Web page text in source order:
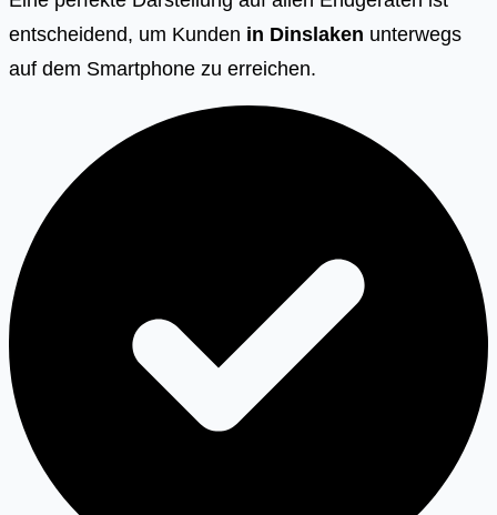
entscheidend, um Kunden in Dinslaken unterwegs
auf dem Smartphone zu erreichen.